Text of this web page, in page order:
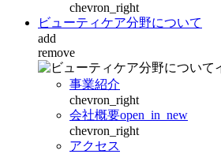
chevron_right
ビューティケア分野について
add
remove
事業紹介
chevron_right
会社概要open_in_new
chevron_right
アクセス